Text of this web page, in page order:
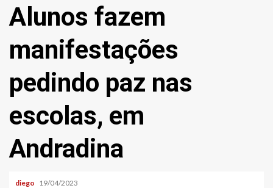
Alunos fazem
manifestações
pedindo paz nas
escolas, em
Andradina
diego 19/04/2023